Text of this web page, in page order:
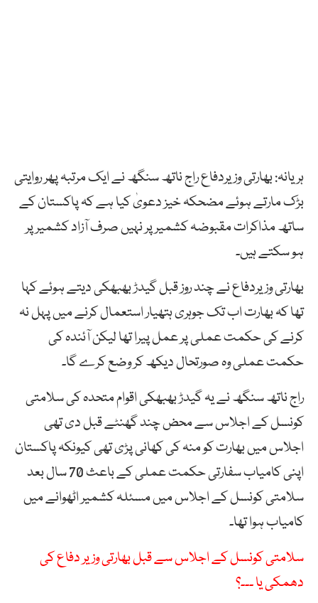
ہریانہ: بھارتی وزیردفاع راج ناتھ سنگھ نے ایک مرتبہ پھر روایتی
بڑک مارتے ہوئے مضحکہ خیز دعویٰ کیا ہے کہ پاکستان کے
ساتھ مذاکرات مقبوضہ کشمیر پر نہیں صرف آزاد کشمیر پر
ہو سکتے ہیں۔
بھارتی وزیردفاع نے چند روز قبل گیدڑ بھبھکی دیتے ہوئے کہا
تھا کہ بھارت اب تک جوہری ہتھیار استعمال کرنے میں پہل نہ
کرنے کی حکمت عملی پر عمل پیرا تھا لیکن آئندہ کی
حکمت عملی وہ صورتحال دیکھ کر وضع کرے گا۔
راج ناتھ سنگھ نے یہ گیدڑ بھبھکی اقوام متحدہ کی سلامتی
کونسل کے اجلاس سے محض چند گھنٹے قبل دی تھی
اجلاس میں بھارت کو منہ کی کھانی پڑی تھی کیونکہ پاکستان
اپنی کامیاب سفارتی حکمت عملی کے باعث 70 سال بعد
سلامتی کونسل کے اجلاس میں مسئلہ کشمیر اٹھوانے میں
کامیاب ہوا تھا۔
سلامتی کونسل کے اجلاس سے قبل بھارتی وزیر دفاع کی
دھمکی یا ۔۔۔؟